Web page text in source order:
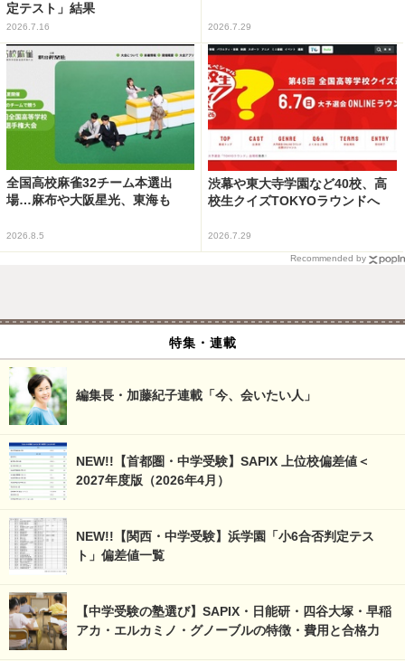
定テスト」結果
2026.7.16 2026.7.29
全国高校麻雀32チーム本選出
場…麻布や大阪星光、東海も
2026.8.5
渋幕や東大寺学園など40校、高
校生クイズTOKYOラウンドへ
2026.7.29
Recommended by
特集・連載
編集長・加藤紀子連載「今、会いたい人」
NEW!!【首都圏・中学受験】SAPIX 上位校偏差値＜
2027年度版（2026年4月）
NEW!!【関西・中学受験】浜学園「小6合否判定テス
ト」偏差値一覧
【中学受験の塾選び】SAPIX・日能研・四谷大塚・早稲
アカ・エルカミノ・グノーブルの特徴・費用と合格力